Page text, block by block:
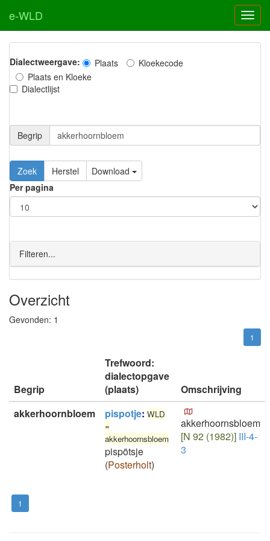
e-WLD
Dialectweergave: Plaats
Kloekecode
Plaats en Kloeke
Dialectlijst
Begrip
Zoek Herstel
Download
Per pagina
Filteren...
Overzicht
Gevonden: 1
1
Begrip
Trefwoord:
dialectopgave
(plaats)
Omschrijving
akkerhoornbloem
pispotje: WLD
=
akkerhoornsbloem
pispötsje
(Posterholt)
akkerhoornsbloem
[N 92 (1982)] III-4-
3
1